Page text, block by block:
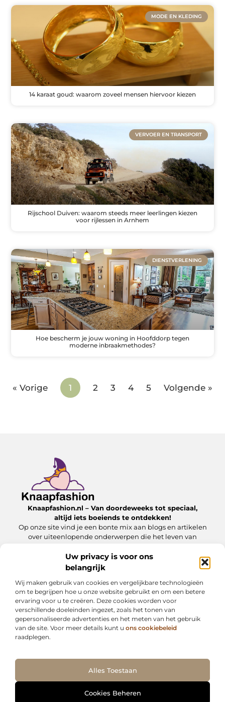
Uw privacy is voor ons
belangrijk
Wij maken gebruik van cookies en vergelijkbare technologieën
om te begrijpen hoe u onze website gebruikt en om een betere
ervaring voor u te creëren. Deze cookies worden voor
verschillende doeleinden ingezet, zoals het tonen van
gepersonaliseerde advertenties en het meten van het gebruik
van de site. Voor meer details kunt u ons cookiebeleid
raadplegen.
Alles Toestaan
Cookies Beheren
MODE EN KLEDING
14 karaat goud: waarom zoveel mensen hiervoor kiezen
VERVOER EN TRANSPORT
Rijschool Duiven: waarom steeds meer leerlingen kiezen
voor rijlessen in Arnhem
DIENSTVERLENING
Hoe bescherm je jouw woning in Hoofddorp tegen
moderne inbraakmethodes?
« Vorige 1 2 3 4 5 Volgende »
Knaapfashion.nl – Van doordeweeks tot speciaal,
altijd iets boeiends te ontdekken!
Op onze site vind je een bonte mix aan blogs en artikelen
over uiteenlopende onderwerpen die het leven van
Onze informatie
Bericht categorie
Cookiebeleid (EU)
@2025 www.knaapfashion.nl. All Right Reserved.